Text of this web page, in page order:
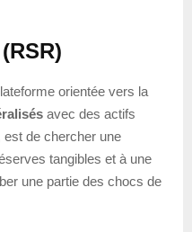
orientée vers la
avec des actifs
est de chercher une
tangibles et à une
une partie des chocs de